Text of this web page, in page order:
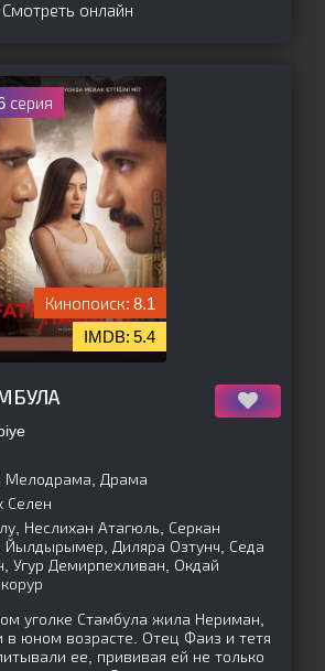
Смотреть онлайн
серия
8.1
5.4
Мелодрама, Драма
Селен
Неслихан Атагюль, Серкан
Диляра Озтунч, Седа
Угур Демирпехливан, Окдай
уголке Стамбула жила Нериман,
в юном возрасте. Отец Фаиз и тетя
ее, прививая ей не только